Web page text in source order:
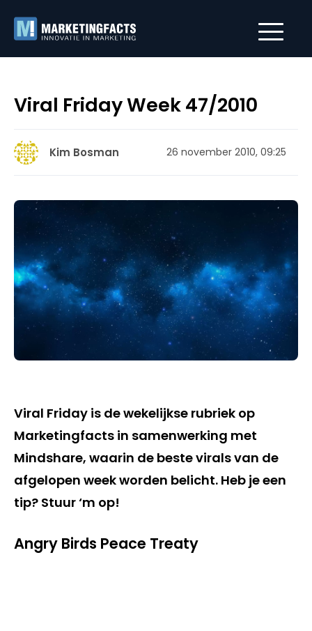
Viral Friday Week 47/2010
Kim Bosman 26 november 2010, 09:25
Viral Friday is de wekelijkse rubriek op
Marketingfacts in samenwerking met
Mindshare, waarin de beste virals van de
afgelopen week worden belicht. Heb je een
tip? Stuur ‘m op!
Angry Birds Peace Treaty